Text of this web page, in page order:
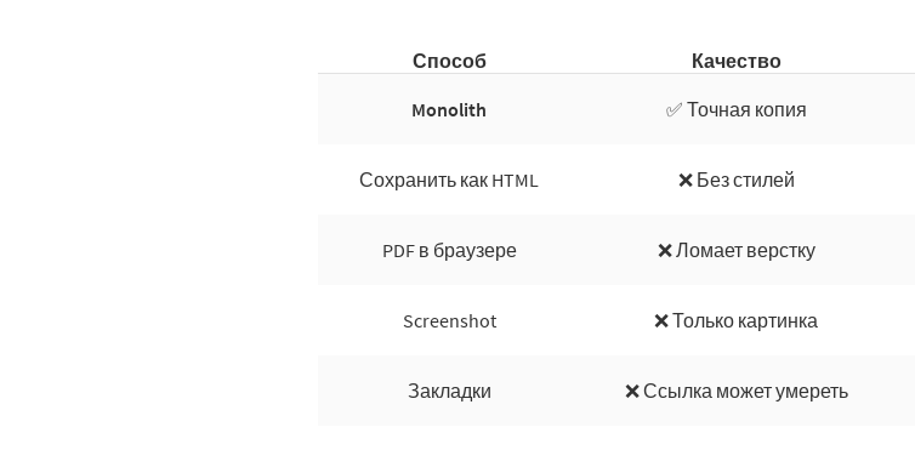
Способ Качество
Monolith
✅ Точная копия
Сохранить как HTML ❌ Без стилей
PDF в браузере ❌ Ломает верстку
Screenshot ❌ Только картинка
Закладки ❌ Ссылка может умереть